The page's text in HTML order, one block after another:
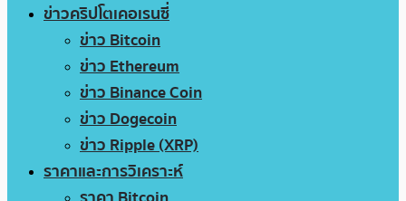
ข่าวคริปโตเคอเรนซี่
ข่าว Bitcoin
ข่าว Ethereum
ข่าว Binance Coin
ข่าว Dogecoin
ข่าว Ripple (XRP)
ราคาและการวิเคราะห์